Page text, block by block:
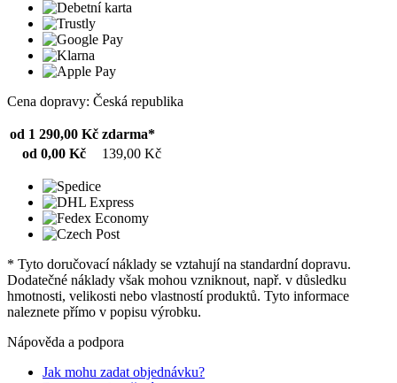
Cena dopravy: Česká republika
od 1 290,00 Kč zdarma*
od 0,00 Kč
139,00 Kč
* Tyto doručovací náklady se vztahují na standardní dopravu.
Dodatečné náklady však mohou vzniknout, např. v důsledku
hmotnosti, velikosti nebo vlastností produktů. Tyto informace
naleznete přímo v popisu výrobku.
Nápověda a podpora
Jak mohu zadat objednávku?